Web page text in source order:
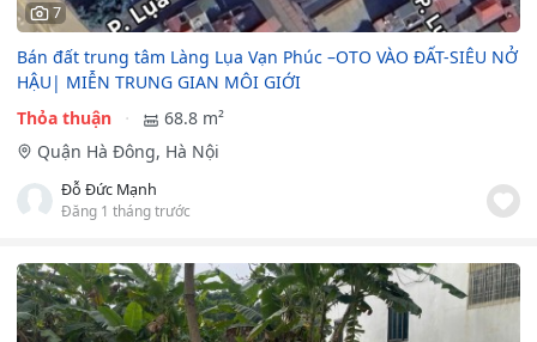
7
Bán đất trung tâm Làng Lụa Vạn Phúc –OTO VÀO ĐẤT-SIÊU NỞ
HẬU| MIỄN TRUNG GIAN MÔI GIỚI
Thỏa thuận
68.8 m²
Quận Hà Đông, Hà Nội
Đỗ Đức Mạnh
Đăng 1 tháng trước